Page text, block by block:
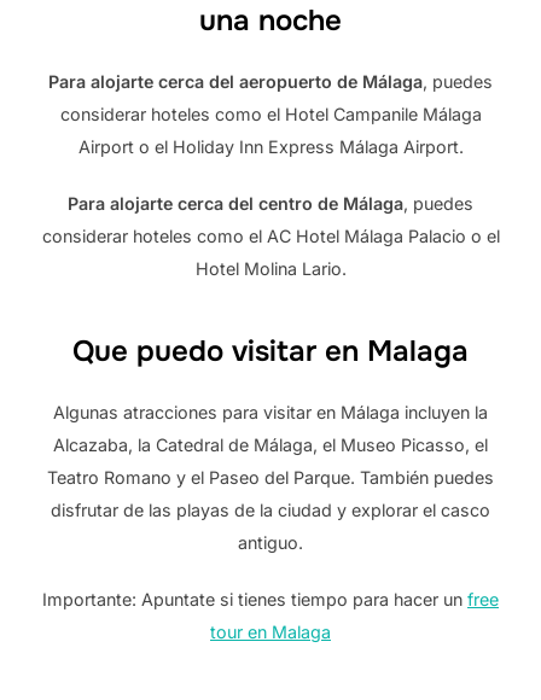
una noche
Para alojarte cerca del aeropuerto de Málaga, puedes
considerar hoteles como el Hotel Campanile Málaga
Airport o el Holiday Inn Express Málaga Airport.
Para alojarte cerca del centro de Málaga, puedes
considerar hoteles como el AC Hotel Málaga Palacio o el
Hotel Molina Lario.
Que puedo visitar en Malaga
Algunas atracciones para visitar en Málaga incluyen la
Alcazaba, la Catedral de Málaga, el Museo Picasso, el
Teatro Romano y el Paseo del Parque. También puedes
disfrutar de las playas de la ciudad y explorar el casco
antiguo.
Importante: Apuntate si tienes tiempo para hacer un free
tour en Malaga